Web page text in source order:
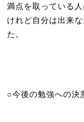
満点を取っている
けれど自分は出来
た。
○今後の勉強への決